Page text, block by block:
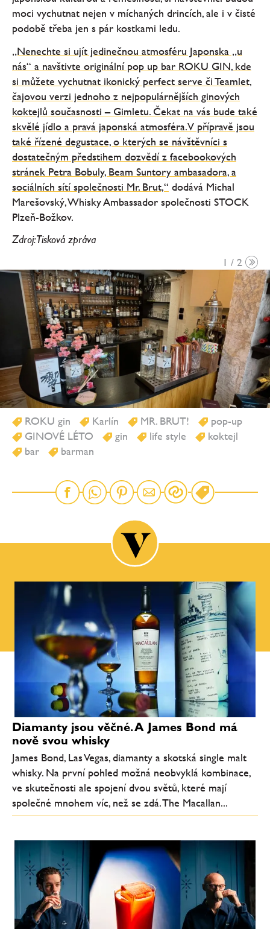
moci vychutnat nejen v míchaných drincích, ale i v čisté
podobě třeba jen s pár kostkami ledu.
„Nenechte si ujít jedinečnou atmosféru Japonska „u
nás“ a navštivte originální pop up bar ROKU GIN, kde
si můžete vychutnat ikonický perfect serve či Teamlet,
čajovou verzi jednoho z nejpopulárnějších ginových
koktejlů současnosti – Gimletu. Čekat na vás bude také
skvělé jídlo a pravá japonská atmosféra. V přípravě jsou
také řízené degustace, o kterých se návštěvníci s
dostatečným předstihem dozvědí z facebookových
stránek Petra Bobuly, Beam Suntory ambasadora, a
sociálních sítí společnosti Mr. Brut,“ dodává Michal
Marešovský, Whisky Ambassador společnosti STOCK
Plzeň-Božkov.
Zdroj: Tisková zpráva
1 / 2
ROKU gin Karlín MR. BRUT!
pop-up
GINOVÉ LÉTO
gin life style
koktejl
bar
barman
Diamanty jsou věčné. A James Bond má
nově svou whisky
James Bond, Las Vegas, diamanty a skotská single malt
whisky. Na první pohled možná neobvyklá kombinace,
ve skutečnosti ale spojení dvou světů, které mají
společné mnohem víc, než se zdá. The Macallan...